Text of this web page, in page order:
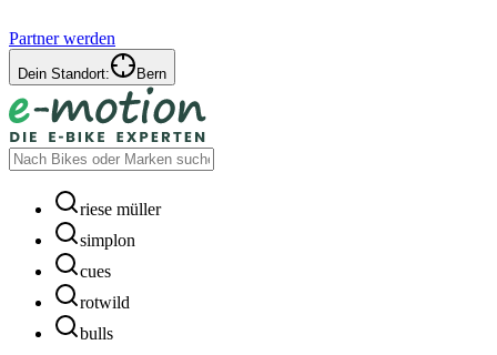
Partner werden
Dein Standort: Bern
riese müller
simplon
cues
rotwild
bulls